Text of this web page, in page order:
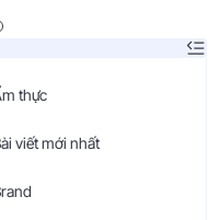
thực
viết mới nhất